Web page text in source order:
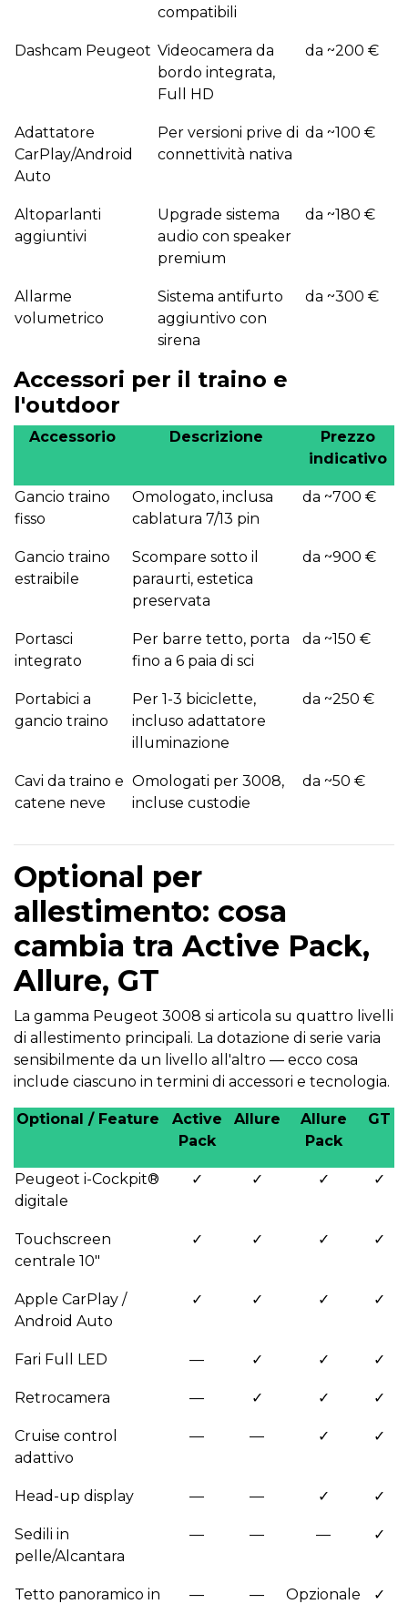
compatibili
Dashcam Peugeot Videocamera da
bordo integrata,
Full HD
da ~200 €
Adattatore
CarPlay/Android
Auto
Per versioni prive di
connettività nativa
da ~100 €
Altoparlanti
aggiuntivi
Upgrade sistema
audio con speaker
premium
da ~180 €
Allarme
volumetrico
Sistema antifurto
aggiuntivo con
sirena
da ~300 €
Accessori per il traino e
l'outdoor
Accessorio Descrizione
Prezzo
indicativo
Gancio traino
fisso
Omologato, inclusa
cablatura 7/13 pin
da ~700 €
Gancio traino
estraibile
Scompare sotto il
paraurti, estetica
preservata
da ~900 €
Portasci
integrato
Per barre tetto, porta
fino a 6 paia di sci
da ~150 €
Portabici a
gancio traino
Per 1-3 biciclette,
incluso adattatore
illuminazione
da ~250 €
Cavi da traino e
catene neve
Omologati per 3008,
incluse custodie
da ~50 €
Optional per
allestimento: cosa
cambia tra Active Pack,
Allure, GT
La gamma Peugeot 3008 si articola su quattro livelli
di allestimento principali. La dotazione di serie varia
sensibilmente da un livello all'altro — ecco cosa
include ciascuno in termini di accessori e tecnologia.
Optional / Feature
Active
Pack
Allure
Allure
Pack
GT
Peugeot i-Cockpit®
digitale
✓ ✓ ✓ ✓
Touchscreen
centrale 10"
✓ ✓ ✓ ✓
Apple CarPlay /
Android Auto
✓ ✓ ✓ ✓
Fari Full LED — ✓ ✓ ✓
Retrocamera — ✓ ✓ ✓
Cruise control
adattivo
— — ✓ ✓
Head-up display — — ✓ ✓
Sedili in
pelle/Alcantara
— — — ✓
Tetto panoramico in
— — Opzionale ✓